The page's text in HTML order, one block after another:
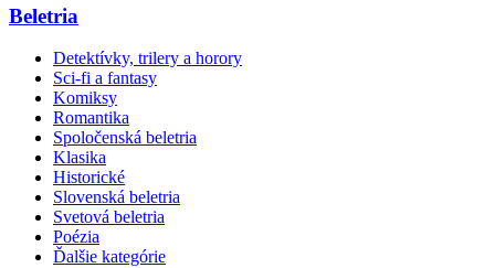
Beletria
Detektívky, trilery a horory
Sci-fi a fantasy
Komiksy
Romantika
Spoločenská beletria
Klasika
Historické
Slovenská beletria
Svetová beletria
Poézia
Ďalšie kategórie